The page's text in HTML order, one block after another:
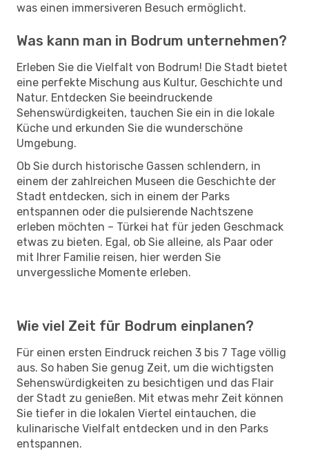
was einen immersiveren Besuch ermöglicht.
Was kann man in Bodrum unternehmen?
Erleben Sie die Vielfalt von Bodrum! Die Stadt bietet
eine perfekte Mischung aus Kultur, Geschichte und
Natur. Entdecken Sie beeindruckende
Sehenswürdigkeiten, tauchen Sie ein in die lokale
Küche und erkunden Sie die wunderschöne
Umgebung.
Ob Sie durch historische Gassen schlendern, in
einem der zahlreichen Museen die Geschichte der
Stadt entdecken, sich in einem der Parks
entspannen oder die pulsierende Nachtszene
erleben möchten – Türkei hat für jeden Geschmack
etwas zu bieten. Egal, ob Sie alleine, als Paar oder
mit Ihrer Familie reisen, hier werden Sie
unvergessliche Momente erleben.
Wie viel Zeit für Bodrum einplanen?
Für einen ersten Eindruck reichen 3 bis 7 Tage völlig
aus. So haben Sie genug Zeit, um die wichtigsten
Sehenswürdigkeiten zu besichtigen und das Flair
der Stadt zu genießen. Mit etwas mehr Zeit können
Sie tiefer in die lokalen Viertel eintauchen, die
kulinarische Vielfalt entdecken und in den Parks
entspannen.